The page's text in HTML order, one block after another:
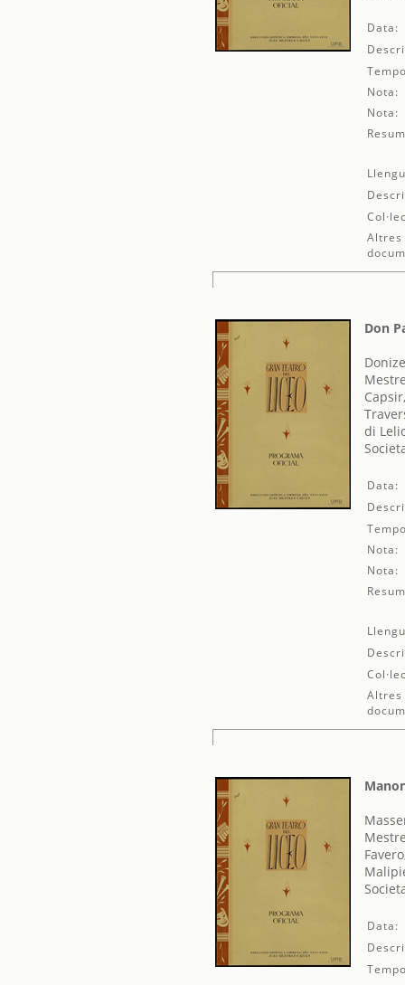
Data:
Nota:
Nota:
Altres
Don
di
Data:
Nota:
Nota:
Altres
Data: